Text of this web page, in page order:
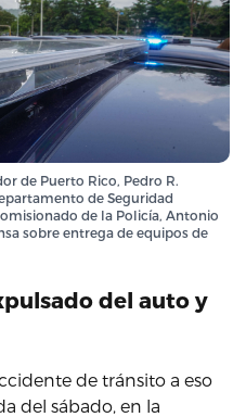
de Puerto Rico, Pedro R.
de Seguridad
de la Policía, Antonio
sobre entrega de equipos de
del auto y
de tránsito a eso
del sábado, en la